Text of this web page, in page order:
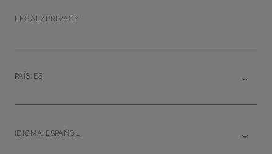
LEGAL/PRIVACY
PAÍS: ES
IDIOMA: ESPAÑOL